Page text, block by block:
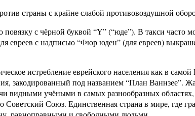
страны с крайне слабой противовоздушной
с чёрной буквой “Y” (“юде”). В такси часто
евреев с надписью “Фюр юден” (для евреев)
истребление еврейского населения как в
закодированный под названием “План
видными учёными в самых разнообразных
Советский Союз. Единственная страна в мире, где